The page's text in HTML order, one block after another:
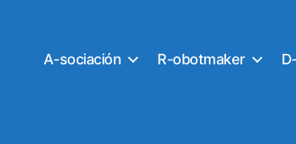
A-sociación R-obotmaker